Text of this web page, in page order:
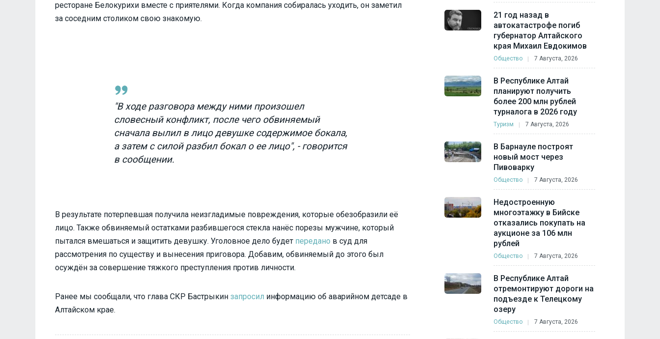
ресторане Белокурихи вместе с приятелями. Когда компания собиралась уходить, он заметил
за соседним столиком свою знакомую.
"В ходе разговора между ними произошел
словесный конфликт, после чего обвиняемый
сначала вылил в лицо девушке содержимое бокала,
а затем с силой разбил бокал о ее лицо", - говорится
в сообщении.
В результате потерпевшая получила неизгладимые повреждения, которые обезобразили её
лицо. Также обвиняемый остатками разбившегося стекла нанёс порезы мужчине, который
пытался вмешаться и защитить девушку. Уголовное дело будет передано в суд для
рассмотрения по существу и вынесения приговора. Добавим, обвиняемый до этого был
осуждён за совершение тяжкого преступления против личности.
Ранее мы сообщали, что глава СКР Бастрыкин запросил информацию об аварийном детсаде в
Алтайском крае.
21 год назад в
автокатастрофе погиб
губернатор Алтайского
края Михаил Евдокимов
Общество 7 Августа, 2026
В Республике Алтай
планируют получить
более 200 млн рублей
турналога в 2026 году
Туризм 7 Августа, 2026
В Барнауле построят
новый мост через
Пивоварку
Общество 7 Августа, 2026
Недостроенную
многоэтажку в Бийске
отказались покупать на
аукционе за 106 млн
рублей
Общество 7 Августа, 2026
В Республике Алтай
отремонтируют дороги на
подъезде к Телецкому
озеру
Общество 7 Августа, 2026